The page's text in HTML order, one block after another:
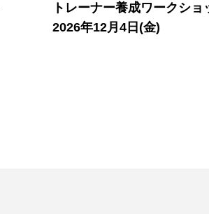
トレーナー養成ワークショ
2026年12月4日(金)